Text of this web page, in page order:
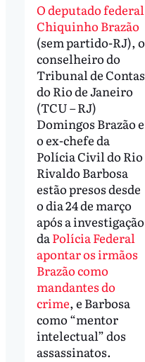
O deputado federal
Chiquinho Brazão
(sem partido-RJ), o
conselheiro do
Tribunal de Contas
do Rio de Janeiro
(TCU – RJ)
Domingos Brazão e
o ex-chefe da
Polícia Civil do Rio
Rivaldo Barbosa
estão presos desde
o dia 24 de março
após a investigação
daPolícia Federal
apontar os irmãos
Brazão como
mandantes do
crime, e Barbosa
como “mentor
intelectual” dos
assassinatos.